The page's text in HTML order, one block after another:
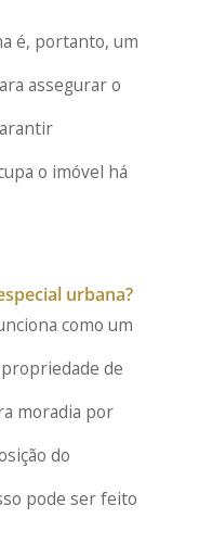
é, portanto, um
assegurar o
o imóvel há
urbana?
como um
de
moradia por
do
pode ser feito